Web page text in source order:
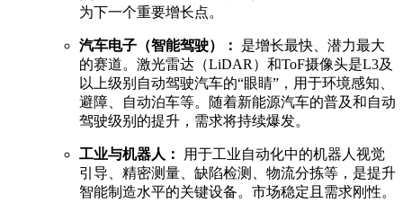
为下一个重要增长点。
汽车电子（智能驾驶）：
是增长最快、潜力最大
的赛道。激光雷达（LiDAR）和ToF摄像头是L3及
以上级别自动驾驶汽车的“眼睛”，用于环境感知、
避障、自动泊车等。随着新能源汽车的普及和自动
驾驶级别的提升，需求将持续爆发。
工业与机器人：
用于工业自动化中的机器人视觉
引导、精密测量、缺陷检测、物流分拣等，是提升
智能制造水平的关键设备。市场稳定且需求刚性。